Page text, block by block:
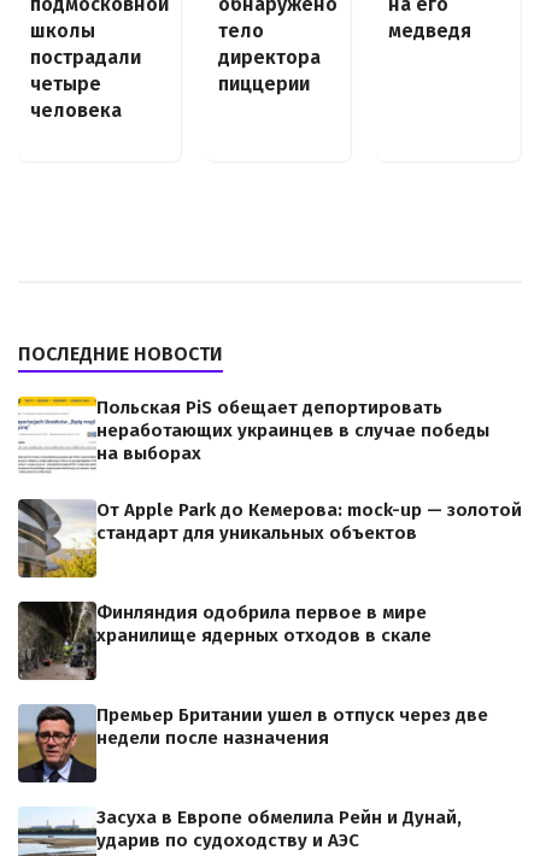
школы
пострадали
четыре
человека
тело
директора
пиццерии
медведя
ПОСЛЕДНИЕ НОВОСТИ
Польская PiS обещает депортировать
неработающих украинцев в случае победы
на выборах
От Apple Park до Кемерова: mock-up — золотой
стандарт для уникальных объектов
Финляндия одобрила первое в мире
хранилище ядерных отходов в скале
Премьер Британии ушел в отпуск через две
недели после назначения
Засуха в Европе обмелила Рейн и Дунай,
ударив по судоходству и АЭС